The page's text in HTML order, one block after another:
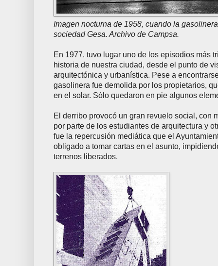
Imagen nocturna de 1958, cuando la
sociedad Gesa. Archivo de Campsa.
En 1977, tuvo lugar uno de los episodios más
historia de nuestra ciudad, desde el punto de
arquitectónica y urbanística. Pese a
gasolinera fue demolida por los propietarios,
en el solar. Sólo quedaron en pie algunos
El derribo provocó un gran revuelo social, con
por parte de los estudiantes de arquitectura y
fue la repercusión mediática que el
obligado a tomar cartas en el asunto,
terrenos liberados.